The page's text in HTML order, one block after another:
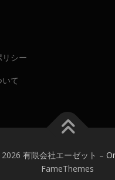
シー
て
有限会社エーゼット –
FameThemes